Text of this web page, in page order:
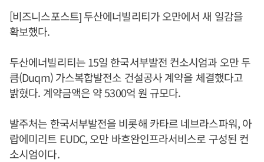
[비즈니스포스트] 두산에너빌리티가 오만에서 새 일감을
확보했다.
두산에너빌리티는 15일 한국서부발전 컨소시엄과 오만 두
큼(Duqm) 가스복합발전소 건설공사 계약을 체결했다고
밝혔다. 계약금액은 약 5300억 원 규모다.
발주처는 한국서부발전을 비롯해 카타르 네브라스파워, 아
랍에미리트 EUDC, 오만 바흐완인프라서비스로 구성된 컨
소시엄이다.